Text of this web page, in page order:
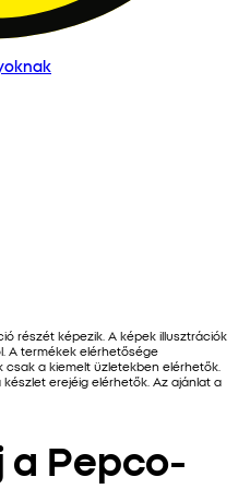
részét képezik. A képek illusztrációk
A termékek elérhetősége
a kiemelt üzletekben elérhetők.
erejéig elérhetők. Az ajánlat a
a Pepco-